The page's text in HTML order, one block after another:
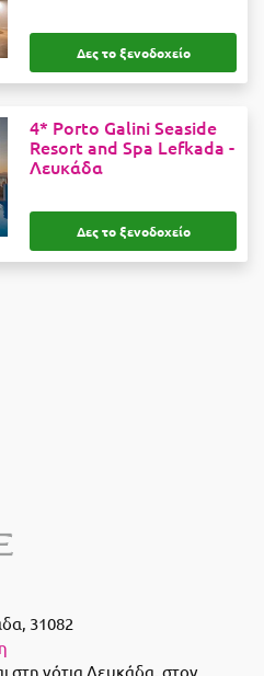
Δες το ξενοδοχείο
4* Porto Galini Seaside
Resort and Spa Lefkada -
Λευκάδα
Δες το ξενοδοχείο
31082
στη νότια Λευκάδα, στον